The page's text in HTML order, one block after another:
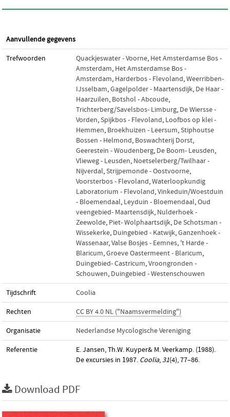
Aanvullende gegevens
Trefwoorden Quackjeswater - Voorne, Het Amsterdamse Bos -
Amsterdam, Het Amsterdamse Bos -
Amsterdam, Harderbos - Flevoland,Weerribben-
IJsselbam,Gagelpolder - Maartensdijk, De Haar -
Haarzuilen, Botshol - Abcoude,
Trichterberg/Savelsbos- Limburg, De Wiersse -
Vorden,Spijkbos - Flevoland, Loofbos op klei -
Hemmen, Broekhuizen - Leersum,Stiphoutse
Bossen - Helmond, Boswachterij Dorst,
Geerestein - Woudenberg, De Boom- Leusden,
Vlieweg - Leusden, Noetselerberg/Twilhaar -
Nijverdal,Strijpemonde - Oostvoorne,
Voorsterbos - Flevoland,Waterloopkundig
Laboratorium - Flevoland,Vinkeduin/Woestduin
- Bloemendaal, Leyduin - Bloemendaal,Oud
veengebied- Maartensdijk, Nulderhoek -
Zeewolde, Piet- Wolphaartsdijk, De Schotsman -
Wissekerke, Duingebied - Katwijk,Ganzenhoek -
Wassenaar,Valse Bosjes - Eemnes, 't Harde -
Blaricum,Groeve Oastermeent - Blaricum,
Duingebied- Castricum,Vroongronden -
Schouwen, Duingebied - Westenschouwen
Tijdschrift Coolia
Rechten CC BY 4.0 NL ("Naamsvermelding")
Organisatie Nederlandse Mycologische Vereniging
Referentie
E. Jansen, Th.W. Kuyper& M. Veerkamp. (1988).
De excursies in 1987. Coolia, 31(4), 77–86.
Download PDF